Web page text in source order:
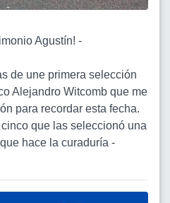
Agustín! -
de une primera selección
Alejandro Witcomb que me
para recordar esta fecha.
que las seleccionó una
hace la curaduría -